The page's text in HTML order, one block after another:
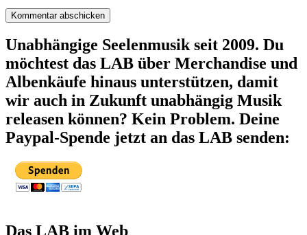
Unabhängige Seelenmusik seit 2009. Du
möchtest das LAB über Merchandise und
Albenkäufe hinaus unterstützen, damit
wir auch in Zukunft unabhängig Musik
releasen können? Kein Problem. Deine
Paypal-Spende jetzt an das LAB senden:
Das LAB im Web